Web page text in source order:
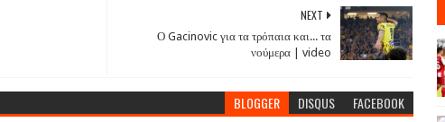
NEXT
Ο Gacinovic για τα τρόπαια και... τα
νούμερα | video
BLOGGER DISQUS FACEBOOK